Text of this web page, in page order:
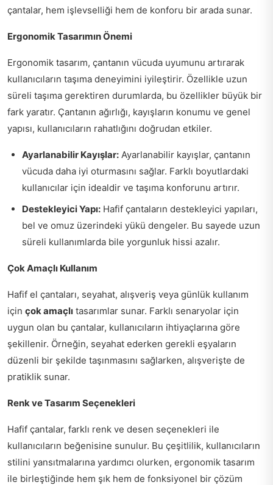
çantalar, hem işlevselliği hem de konforu bir arada sunar.
Ergonomik Tasarımın Önemi
Ergonomik tasarım, çantanın vücuda uyumunu artırarak
kullanıcıların taşıma deneyimini iyileştirir. Özellikle uzun
süreli taşıma gerektiren durumlarda, bu özellikler büyük bir
fark yaratır. Çantanın ağırlığı, kayışların konumu ve genel
yapısı, kullanıcıların rahatlığını doğrudan etkiler.
Ayarlanabilir Kayışlar: Ayarlanabilir kayışlar, çantanın
vücuda daha iyi oturmasını sağlar. Farklı boyutlardaki
kullanıcılar için idealdir ve taşıma konforunu artırır.
Destekleyici Yapı: Hafif çantaların destekleyici yapıları,
bel ve omuz üzerindeki yükü dengeler. Bu sayede uzun
süreli kullanımlarda bile yorgunluk hissi azalır.
Çok Amaçlı Kullanım
Hafif el çantaları, seyahat, alışveriş veya günlük kullanım
için çok amaçlı tasarımlar sunar. Farklı senaryolar için
uygun olan bu çantalar, kullanıcıların ihtiyaçlarına göre
şekillenir. Örneğin, seyahat ederken gerekli eşyaların
düzenli bir şekilde taşınmasını sağlarken, alışverişte de
pratiklik sunar.
Renk ve Tasarım Seçenekleri
Hafif çantalar, farklı renk ve desen seçenekleri ile
kullanıcıların beğenisine sunulur. Bu çeşitlilik, kullanıcıların
stilini yansıtmalarına yardımcı olurken, ergonomik tasarım
ile birleştiğinde hem şık hem de fonksiyonel bir çözüm